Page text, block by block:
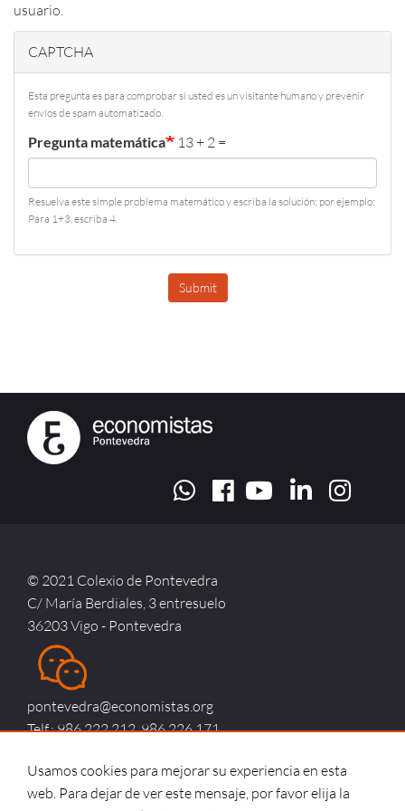
usuario.
CAPTCHA
Esta pregunta es para comprobar si usted es un visitante humano y prevenir
envíos de spam automatizado.
Pregunta matemática 13 + 2 =
Resuelva este simple problema matemático y escriba la solución; por ejemplo:
Para 1+3, escriba 4.
Submit
Usamos cookies para mejorar su experiencia en esta
web. Para dejar de ver este mensaje, por favor elija la
© 2021 Colexio de Pontevedra
C/ María Berdiales, 3 entresuelo
36203 Vigo - Pontevedra
pontevedra@economistas.org
Telf.: 986 222 212, 986 226 171